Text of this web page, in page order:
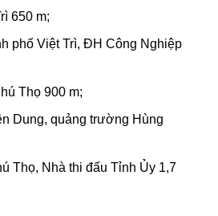
650 m;
phố Việt Trì, ĐH Công Nghiệp
Thọ 900 m;
Dung, quảng trường Hùng
Thọ, Nhà thi đấu Tỉnh Ủy 1,7